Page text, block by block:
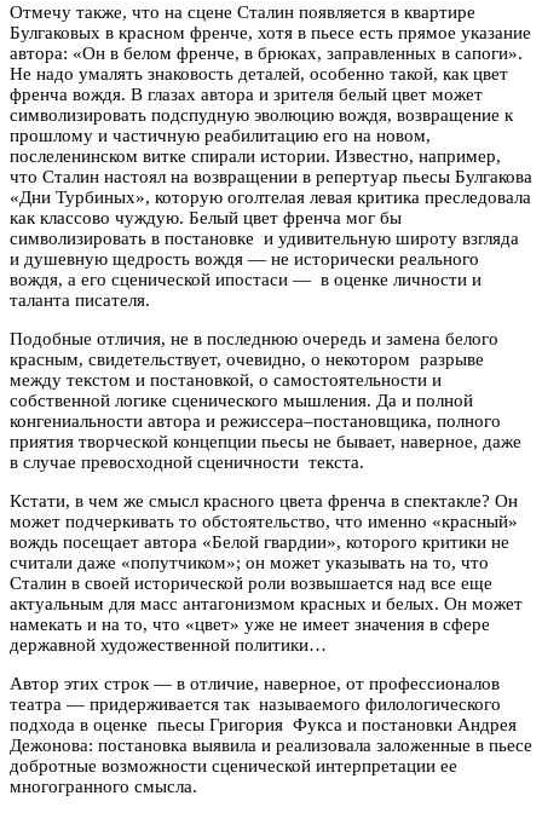
Отмечу также, что на сцене Сталин появляется в квартире
Булгаковых в красном френче, хотя в пьесе есть прямое указание
автора: «Он в белом френче, в брюках, заправленных в сапоги».
Не надо умалять знаковость деталей, особенно такой, как цвет
френча вождя. В глазах автора и зрителя белый цвет может
символизировать подспудную эволюцию вождя, возвращение к
прошлому и частичную реабилитацию его на новом,
послеленинском витке спирали истории. Известно, например,
что Сталин настоял на возвращении в репертуар пьесы Булгакова
«Дни Турбиных», которую оголтелая левая критика преследовала
как классово чуждую. Белый цвет френча мог бы
символизировать в постановке и удивительную широту взгляда
и душевную щедрость вождя — не исторически реального
вождя, а его сценической ипостаси — в оценке личности и
таланта писателя.
Подобные отличия, не в последнюю очередь и замена белого
красным, свидетельствует, очевидно, о некотором разрыве
между текстом и постановкой, о самостоятельности и
собственной логике сценического мышления. Да и полной
конгениальности автора и режиссера–постановщика, полного
приятия творческой концепции пьесы не бывает, наверное, даже
в случае превосходной сценичности текста.
Кстати, в чем же смысл красного цвета френча в спектакле? Он
может подчеркивать то обстоятельство, что именно «красный»
вождь посещает автора «Белой гвардии», которого критики не
считали даже «попутчиком»; он может указывать на то, что
Сталин в своей исторической роли возвышается над все еще
актуальным для масс антагонизмом красных и белых. Он может
намекать и на то, что «цвет» уже не имеет значения в сфере
державной художественной политики…
Автор этих строк — в отличие, наверное, от профессионалов
театра — придерживается так называемого филологического
подхода в оценке пьесы Григория Фукса и постановки Андрея
Дежонова: постановка выявила и реализовала заложенные в пьесе
добротные возможности сценической интерпретации ее
многогранного смысла.